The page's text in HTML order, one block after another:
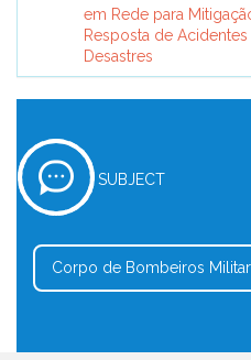
em Rede para
Resposta de Acidentes
Desastres
SUBJECT
Corpo de Bombeiros